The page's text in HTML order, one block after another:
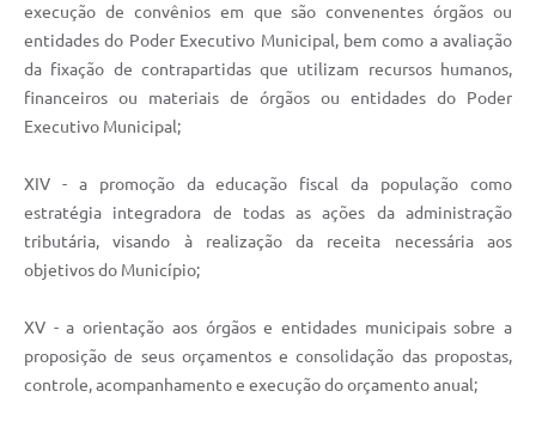
execução de convênios em que são convenentes órgãos ou
entidades do Poder Executivo Municipal, bem como a avaliação
da fixação de contrapartidas que utilizam recursos humanos,
financeiros ou materiais de órgãos ou entidades do Poder
Executivo Municipal;
XIV - a promoção da educação fiscal da população como
estratégia integradora de todas as ações da administração
tributária, visando à realização da receita necessária aos
objetivos do Município;
XV - a orientação aos órgãos e entidades municipais sobre a
proposição de seus orçamentos e consolidação das propostas,
controle, acompanhamento e execução do orçamento anual;